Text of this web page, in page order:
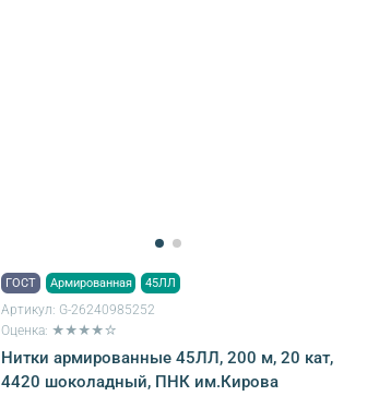
ГОСТ Армированная 45ЛЛ
Артикул: G-26240985252
Оценка: ★★★★☆
Нитки армированные 45ЛЛ, 200 м, 20 кат,
4420 шоколадный, ПНК им.Кирова